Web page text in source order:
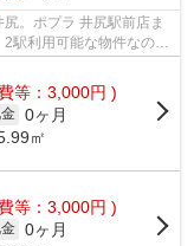
。ポプラ 井尻駅前店ま
駅利用可能な物件なので
等：3,000円 )
0ヶ月
㎡
等：3,000円 )
0ヶ月